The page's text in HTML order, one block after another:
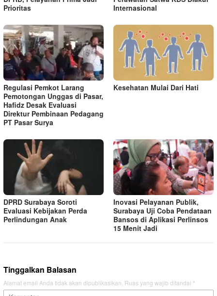
Prioritas
Internasional
Regulasi Pemkot Larang
Pemotongan Unggas di Pasar,
Hafidz Desak Evaluasi
Direktur Pembinaan Pedagang
PT Pasar Surya
Kesehatan Mulai Dari Hati
DPRD Surabaya Soroti
Evaluasi Kebijakan Perda
Perlindungan Anak
Inovasi Pelayanan Publik,
Surabaya Uji Coba Pendataan
Bansos di Aplikasi Perlinsos
15 Menit Jadi
Tinggalkan Balasan
Alamat email Anda tidak akan dipublikasikan. Ruas yang wajib ditandai *